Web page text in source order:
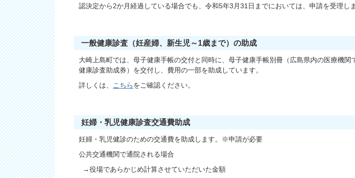
認決定から2か月経過している場合でも、令和5年3月31日までにおいては、申請を受理しま
一般健康診査（妊産婦、新生児～1歳まで）の助成
大崎上島町では、母子健康手帳の交付と同時に、母子健康手帳別冊（広島県内の医療機関
健康診査助成券）を交付し、費用の一部を助成しています。
詳しくは、
こちらをご確認ください。
妊婦・乳児健康診査交通費助成
妊婦・乳児健診のための交通費を助成します。※申請が必要
公共交通機関で通院される場合
→役場であらかじめ計算させていただいた金額